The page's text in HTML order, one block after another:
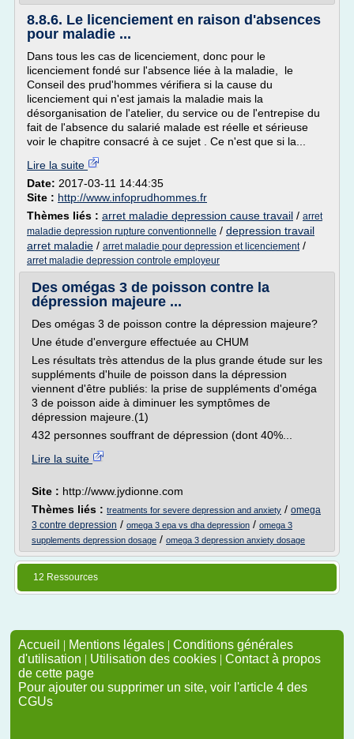
8.8.6. Le licenciement en raison d'absences
pour maladie ...
Dans tous les cas de licenciement, donc pour le
licenciement fondé sur l'absence liée à la maladie, le
Conseil des prud'hommes vérifiera si la cause du
licenciement qui n'est jamais la maladie mais la
désorganisation de l'atelier, du service ou de l'entrepise du
fait de l'absence du salarié malade est réelle et sérieuse
voir le chapitre consacré à ce sujet . Ce n'est que si la...
Lire la suite
Date: 2017-03-11 14:44:35
Site : http://www.infoprudhommes.fr
Thèmes liés : arret maladie depression cause travail / arret
maladie depression rupture conventionnelle / depression travail
arret maladie / arret maladie pour depression et licenciement/
arret maladie depression controle employeur
Des omégas 3 de poisson contre la
dépression majeure ...
Des omégas 3 de poisson contre la dépression majeure?
Une étude d'envergure effectuée au CHUM
Les résultats très attendus de la plus grande étude sur les
suppléments d'huile de poisson dans la dépression
viennent d'être publiés: la prise de suppléments d'oméga
3 de poisson aide à diminuer les symptômes de
dépression majeure.(1)
432 personnes souffrant de dépression (dont 40%...
Lire la suite
Site : http://www.jydionne.com
Thèmes liés : treatments for severe depression and anxiety / omega
3 contre depression / omega 3 epa vs dha depression / omega 3
supplements depression dosage / omega 3 depression anxiety dosage
12 Ressources
Accueil | Mentions légales | Conditions générales
d'utilisation | Utilisation des cookies | Contact à propos
de cette page
Pour ajouter ou supprimer un site, voir l'article 4 des
CGUs